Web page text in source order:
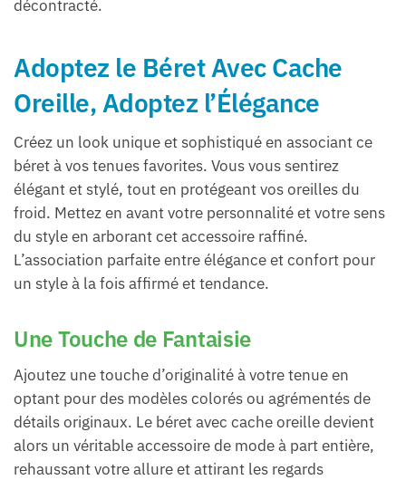
décontracté.
Adoptez le Béret Avec Cache
Oreille, Adoptez l’Élégance
Créez un look unique et sophistiqué en associant ce
béret à vos tenues favorites. Vous vous sentirez
élégant et stylé, tout en protégeant vos oreilles du
froid. Mettez en avant votre personnalité et votre sens
du style en arborant cet accessoire raffiné.
L’association parfaite entre élégance et confort pour
un style à la fois affirmé et tendance.
Une Touche de Fantaisie
Ajoutez une touche d’originalité à votre tenue en
optant pour des modèles colorés ou agrémentés de
détails originaux. Le béret avec cache oreille devient
alors un véritable accessoire de mode à part entière,
rehaussant votre allure et attirant les regards